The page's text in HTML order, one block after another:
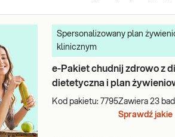
na dietę. Oczywiście w zależności od
lekarza i uwzględniać dodatkowe
z konsultacjami specjalistów. Pakiety z
pokarmowego oraz dla tych, którzy mimo
Spersonalizowany plan
klinicznym
e-Pakiet chudnij zdrowo z
dietetyczna i plan
Kod pakietu: 7795Zawiera 23
Sprawdź jakie